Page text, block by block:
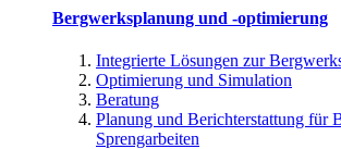
Bergwerksplanung und -optimierung
Integrierte Lösungen zur
Optimierung und Simulation
Beratung
Planung und Berichterstattung für
Sprengarbeiten